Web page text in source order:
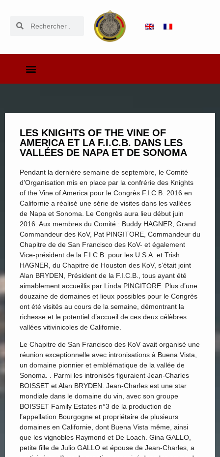
LES KNIGHTS OF THE VINE OF
AMERICA ET LA F.I.C.B. DANS LES
VALLÉES DE NAPA ET DE SONOMA
Pendant la dernière semaine de septembre, le Comité
d’Organisation mis en place par la confrérie des Knights
of the Vine of America pour le Congrès F.I.C.B. 2016 en
Californie a réalisé une série de visites dans les vallées
de Napa et Sonoma. Le Congrès aura lieu début juin
2016. Aux membres du Comité : Buddy HAGNER, Grand
Commandeur des KoV, Pat PINGITORE, Commandeur du
Chapitre de de San Francisco des KoV- et également
Vice-président de la F.I.C.B. pour les U.S.A. et Trish
HAGNER, du Chapitre de Houston des KoV, s’était joint
Alan BRYDEN, Président de la F.I.C.B., tous ayant été
aimablement accueillis par Linda PINGITORE. Plus d’une
douzaine de domaines et lieux possibles pour le Congrès
ont été visités au cours de la semaine, démontrant la
richesse et le potentiel d’accueil de ces deux célèbres
vallées vitivinicoles de Californie.
Le Chapitre de San Francisco des KoV avait organisé une
réunion exceptionnelle avec intronisations à Buena Vista,
un domaine pionnier et emblématique de la vallée de
Sonoma. . Parmi les intronisés figuraient Jean-Charles
BOISSET et Alan BRYDEN. Jean-Charles est une star
mondiale dans le domaine du vin, avec son groupe
BOISSET Family Estates n°3 de la production de
l’appellation Bourgogne et propriétaire de plusieurs
domaines en Californie, dont Buena Vista même, ainsi
que les vignobles Raymond et De Loach. Gina GALLO,
petite fille de Julio GALLO et épouse de Jean-Charles, a